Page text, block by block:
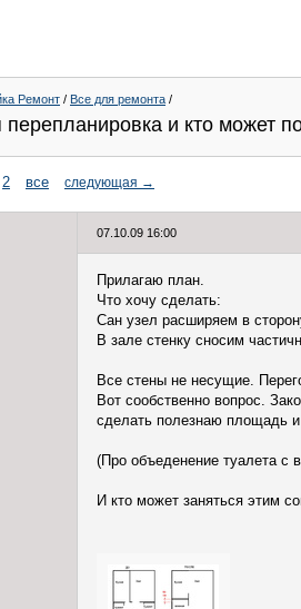
Ремонт / Все для ремонта /
перепланировка и кто может
2 все следующая →
07.10.09 16:00
Прилагаю план.
Что хочу сделать:
Сан узел расширяем в
В зале стенку сносим
Все стены не несущие.
Вот сообственно вопрос.
сделать полезнаю площадь и
(Про объеденение туалета с
И кто может заняться этим